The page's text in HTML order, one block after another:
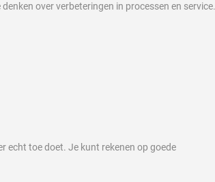
over verbeteringen in processen en service.
echt toe doet. Je kunt rekenen op goede